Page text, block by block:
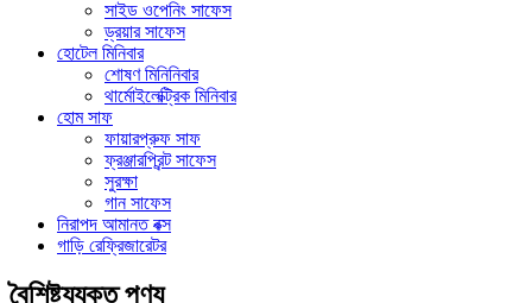
সাইড ওপেনিং সাফেস
ড্রয়ার সাফেস
হোটেল মিনিবার
শোষণ মিনিনিবার
থার্মোইলেক্ট্রিক মিনিবার
হোম সাফ
ফায়ারপ্রুফ সাফ
ফ্রঞ্জারপ্রিন্ট সাফেস
সুরক্ষা
গান সাফেস
নিরাপদ আমানত বক্স
গাড়ি রেফ্রিজারেটর
বৈশিষ্ট্যযুক্ত পণ্য